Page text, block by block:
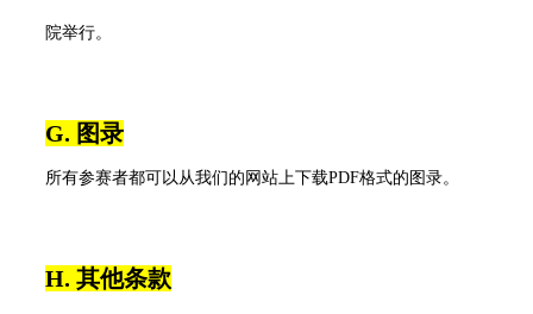
院举行。
G. 图录
所有参赛者都可以从我们的网站上下载PDF格式的图录。
H. 其他条款